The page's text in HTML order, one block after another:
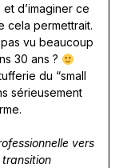
et d’imaginer ce
cela permettrait.
pas vu beaucoup
30 ans ?
du “small
sérieusement
vers